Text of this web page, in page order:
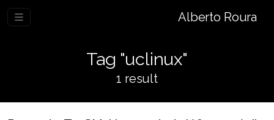
Alberto Roura
Tag "uclinux"
1 result